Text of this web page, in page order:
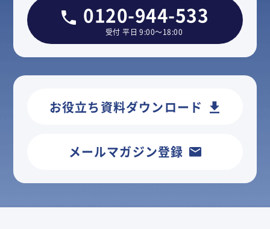
0120-944-533
受付 平日 9:00～18:00
お役立ち資料ダウンロード
メールマガジン登録